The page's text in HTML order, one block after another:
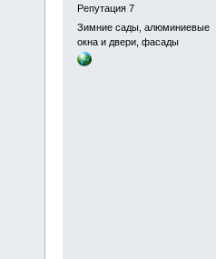
Репутация 7
Зимние сады, алюминиевые
окна и двери, фасады